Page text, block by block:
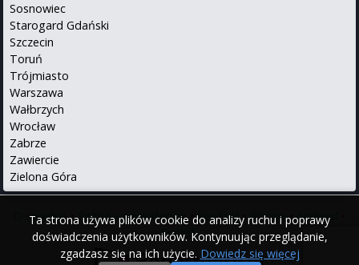
Ta strona używa plików cookie do analizy ruchu i poprawy
doświadczenia użytkowników. Kontynuując przeglądanie,
zgadzasz się na ich użycie. Dowiedz się więcej
Sosnowiec
Starogard Gdański
Szczecin
Toruń
Trójmiasto
Warszawa
Wałbrzych
Wrocław
Zabrze
Zawiercie
Zielona Góra
O serwisie•Polityka prywatności•Kontakt•iPhone•Android
English